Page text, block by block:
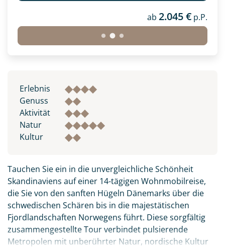
ab 2.045 € p.P.
Erlebnis
Genuss
Aktivität
Natur
Kultur
Tauchen Sie ein in die unvergleichliche Schönheit
Skandinaviens auf einer 14-tägigen Wohnmobilreise,
die Sie von den sanften Hügeln Dänemarks über die
schwedischen Schären bis in die majestätischen
Fjordlandschaften Norwegens führt. Diese sorgfältig
zusammengestellte Tour verbindet pulsierende
Metropolen mit unberührter Natur, nordische Kultur